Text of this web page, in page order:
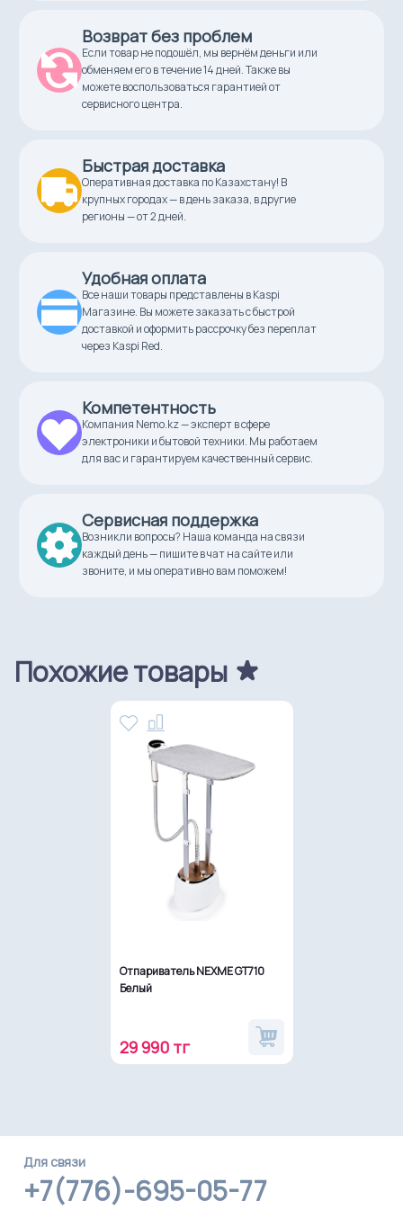
Длина сетевого шнура
1,5 м
Возврат без проблем
Если товар не подошёл, мы вернём деньги или
обменяем его в течение 14 дней. Также вы
можете воспользоваться гарантией от
сервисного центра.
Быстрая доставка
Оперативная доставка по Казахстану! В
крупных городах — в день заказа, в другие
регионы — от 2 дней.
Удобная оплата
Все наши товары представлены в Kaspi
Магазине. Вы можете заказать с быстрой
доставкой и оформить рассрочку без переплат
через Kaspi Red.
Компетентность
Компания Nemo.kz — эксперт в сфере
электроники и бытовой техники. Мы работаем
для вас и гарантируем качественный сервис.
Сервисная поддержка
Возникли вопросы? Наша команда на связи
каждый день — пишите в чат на сайте или
звоните, и мы оперативно вам поможем!
Похожие товары
Отпариватель NEXME GT710
Белый
29 990 тг
Для связи
+7(776)-695-05-77